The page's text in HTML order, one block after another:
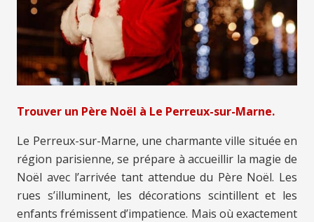
Trouver un Père Noël à Le Perreux-sur-Marne.
Le Perreux-sur-Marne, une charmante ville située en
région parisienne, se prépare à accueillir la magie de
Noël avec l’arrivée tant attendue du Père Noël. Les
rues s’illuminent, les décorations scintillent et les
enfants frémissent d’impatience. Mais où exactement